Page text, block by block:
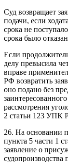
Суд возвращает
подачи, если
срока не
срока было
Если
делу превысила
вправе
РФ возвратить
оно подано без
рассмотрения
2 статьи 123 УПК
26. На основании
пункта 5 части 1
заявление о
судопроизводства